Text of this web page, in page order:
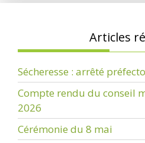
Articles
Sécheresse : arrêté
Compte rendu du conseil
2026
Cérémonie du 8 mai